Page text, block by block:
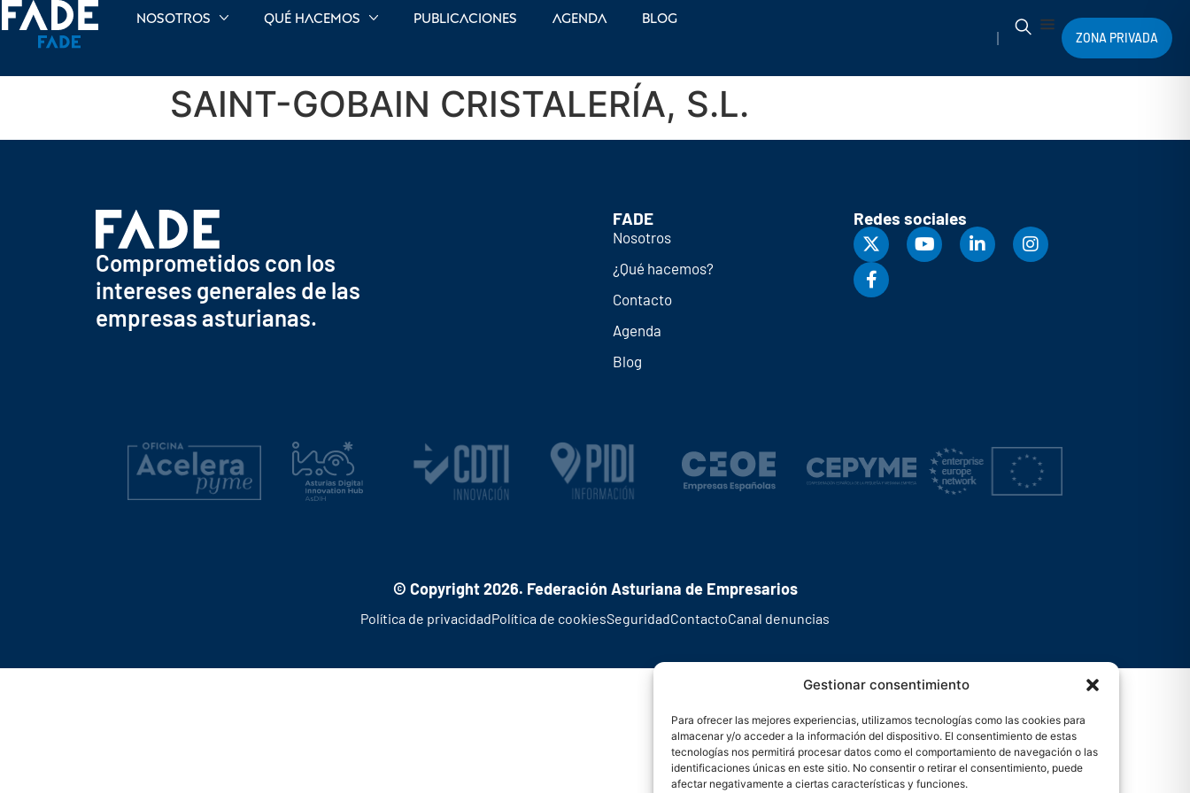
Gestionar consentimiento
Para ofrecer las mejores experiencias, utilizamos tecnologías como las cookies para
almacenar y/o acceder a la información del dispositivo. El consentimiento de estas
tecnologías nos permitirá procesar datos como el comportamiento de navegación o las
identificaciones únicas en este sitio. No consentir o retirar el consentimiento, puede
afectar negativamente a ciertas características y funciones.
Nosotros Qué hacemos Publicaciones Agenda Blog
ZONA PRIVADA
SAINT-GOBAIN CRISTALERÍA, S.L.
Comprometidos con los
intereses generales de las
empresas asturianas.
FADE
Nosotros
¿Qué hacemos?
Contacto
Agenda
Blog
Redes sociales
© Copyright 2026. Federación Asturiana de Empresarios
Política de privacidadPolítica de cookiesSeguridadContactoCanal denuncias